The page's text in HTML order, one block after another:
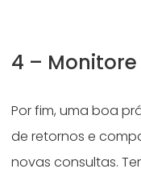
4 –
Por fim, uma boa
de retornos e
novas consultas.